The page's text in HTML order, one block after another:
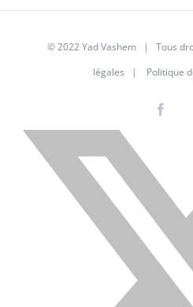
© 2022 Yad Vashem | Tous
légales | Politique
X